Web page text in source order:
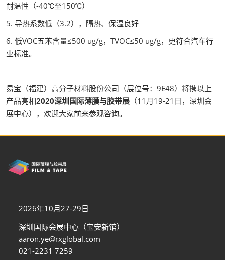
耐温性（-40℃至150℃）
5. 导热系数低（3.2），隔热、保温良好
6. 低VOC五苯含量≤500 ug/g，TVOC≤50 ug/g，更符合汽车行
业标准。
易宝（福建）高分子材料股份公司（展位号：9E48）将携以上
产品亮相2020深圳国际薄膜与胶带展 （11月19-21日，深圳会
展中心），欢迎大家前来参观咨询。
2026年10月27-29日
深圳国际会展中心（宝安新馆）
aaron.ye@rxglobal.com
021-2231 7259